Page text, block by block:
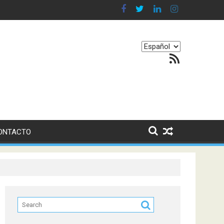
nuestro equilibrio emocional
Elegir
Feed RSS